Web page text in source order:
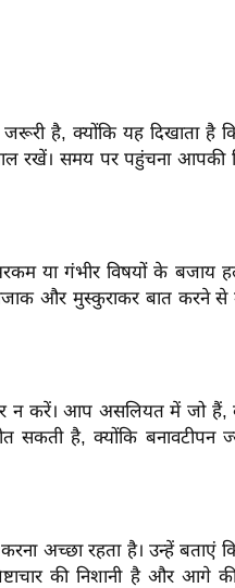
है, क्योंकि यह दिखाता है
रखें। समय पर पहुंचना आपकी
या गंभीर विषयों के बजाय
और मुस्कुराकर बात करने से
न करें। आप असलियत में जो
सकती है, क्योंकि बनावटीपन
अच्छा रहता है। उन्हें
की निशानी है और आगे की